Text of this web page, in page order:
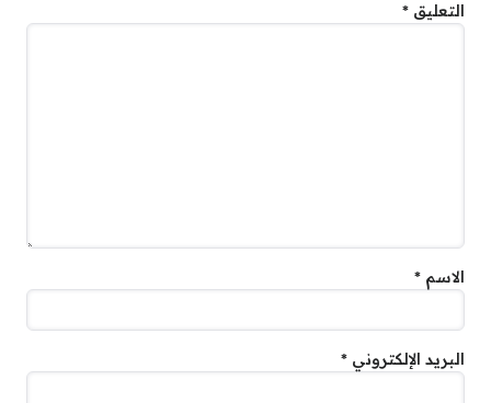
التعليق *
الاسم *
البريد الإلكتروني *